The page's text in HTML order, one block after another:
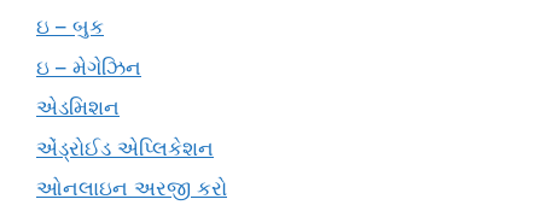
ઇ – બુક
ઇ – મેગેઝિન
એડમિશન
એંડ્રોઈડ એપ્લિકેશન
ઓનલાઇન અરજી કરો